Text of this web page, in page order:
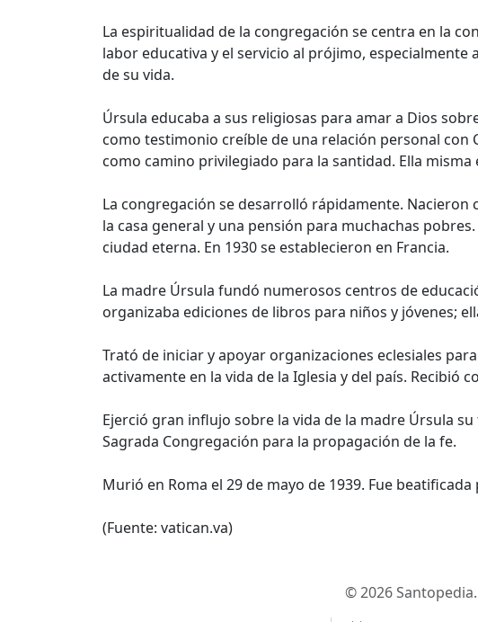
La espiritualidad de la congregación se centra en la
labor educativa y el servicio al prójimo, especialmente
de su vida.
Úrsula educaba a sus religiosas para amar a Dios
como testimonio creíble de una relación personal con
como camino privilegiado para la santidad. Ella
La congregación se desarrolló rápidamente. Nacieron
la casa general y una pensión para muchachas
ciudad eterna. En 1930 se establecieron en Francia.
La madre Úrsula fundó numerosos centros de
organizaba ediciones de libros para niños y jóvenes;
Trató de iniciar y apoyar organizaciones eclesiales
activamente en la vida de la Iglesia y del país. Recibió
Ejerció gran influjo sobre la vida de la madre Úrsula
Sagrada Congregación para la propagación de la fe.
Murió en Roma el 29 de mayo de 1939. Fue
(Fuente: vatican.va)
© 2026